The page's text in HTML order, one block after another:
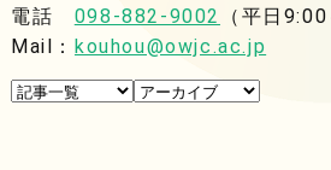
電話 098-882-9002
（平日
Mail： kouhou@owjc.ac.jp